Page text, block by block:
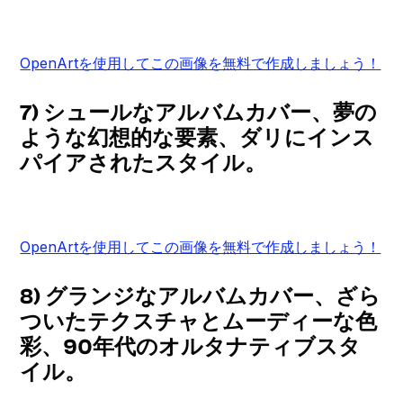
OpenArtを使用してこの画像を無料で作成しましょう！
7) シュールなアルバムカバー、夢の
ような幻想的な要素、ダリにインス
パイアされたスタイル。
OpenArtを使用してこの画像を無料で作成しましょう！
8) グランジなアルバムカバー、ざら
ついたテクスチャとムーディーな色
彩、90年代のオルタナティブスタ
イル。